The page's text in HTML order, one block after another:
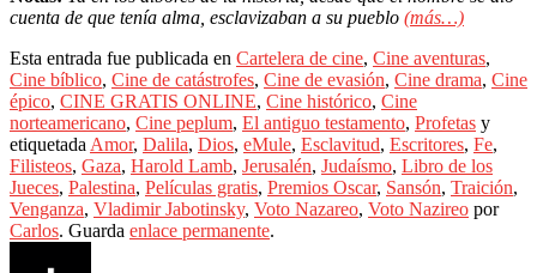
cuenta de que tenía alma, esclavizaban a su pueblo (más…)
Esta entrada fue publicada en Cartelera de cine, Cine aventuras,
Cine bíblico, Cine de catástrofes, Cine de evasión, Cine drama, Cine
épico, CINE GRATIS ONLINE, Cine histórico, Cine
norteamericano, Cine peplum, El antiguo testamento, Profetas y
etiquetada Amor, Dalila, Dios, eMule, Esclavitud, Escritores, Fe,
Filisteos, Gaza, Harold Lamb, Jerusalén, Judaísmo, Libro de los
Jueces, Palestina, Películas gratis, Premios Oscar, Sansón, Traición,
Venganza, Vladimir Jabotinsky, Voto Nazareo, Voto Nazireo por
Carlos. Guarda enlace permanente.